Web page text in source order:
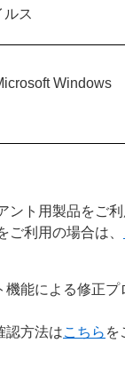
ルス
Windows
ント用製品をご
ご利用の場合は、
能による修正
認方法はこちら を